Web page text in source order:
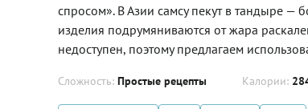
спросом». В Азии самсу пекут в тандыре —
изделия подрумяниваются от жара
недоступен, поэтому предлагаем
Сложность: Простые рецепты Калории: